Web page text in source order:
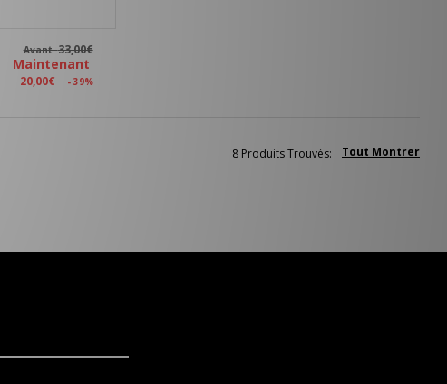
Avant33,00€
Maintenant
20,00€ - 39%
Tout Montrer
8 Produits Trouvés: